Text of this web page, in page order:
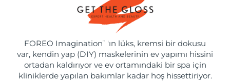
FOREO Imagination ™
'ın lüks, kremsi bir dokusu
var, kendin yap (DIY) maskelerinin ev yapımı hissini
ortadan kaldırıyor ve ev ortamındaki bir spa için
kliniklerde yapılan bakımlar kadar hoş hissettiriyor.